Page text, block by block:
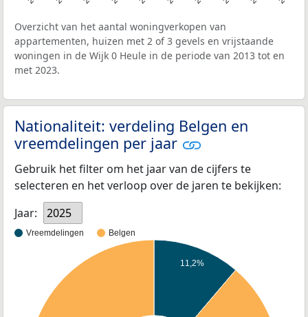
Overzicht van het aantal woningverkopen van
appartementen, huizen met 2 of 3 gevels en vrijstaande
woningen in de Wijk 0 Heule in de periode van 2013 tot en
met 2023.
Nationaliteit: verdeling Belgen en
vreemdelingen per jaar
Gebruik het filter om het jaar van de cijfers te
selecteren en het verloop over de jaren te bekijken:
Jaar:
2025
Vreemdelingen Belgen
11,2%